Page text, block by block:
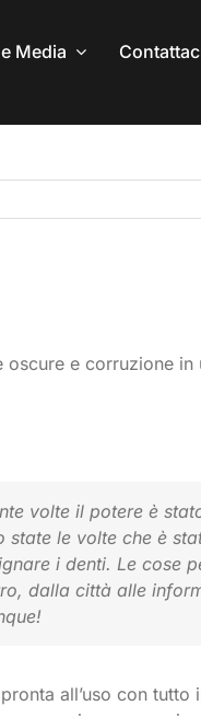
Media
e corruzione in
volte il potere è
state le volte che è
i denti. Le cose
dalla città alle
all’uso con